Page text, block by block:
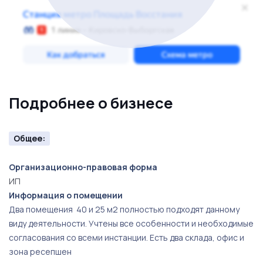
Подробнее о бизнесе
Общее:
Организационно-правовая форма
ИП
Информация о помещении
Два помещения 40 и 25 м2 полностью подходят данному
виду деятельности. Учтены все особенности и необходимые
согласования со всеми инстанции. Есть два склада, офис и
зона ресепшен